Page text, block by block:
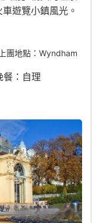
遊覽小鎮風光。
團地點：Wyndham
：自理